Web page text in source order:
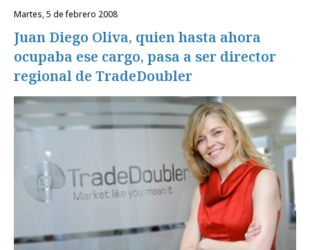
martes, 5 de febrero 2008
Juan Diego Oliva, quien hasta ahora
ocupaba ese cargo, pasa a ser director
regional de TradeDoubler